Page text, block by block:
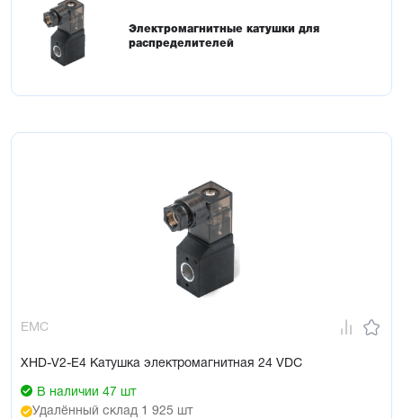
Электромагнитные катушки для
распределителей
EMC
XHD-V2-E4 Катушка электромагнитная 24 VDC
В наличии 47 шт
Удалённый склад 1 925 шт